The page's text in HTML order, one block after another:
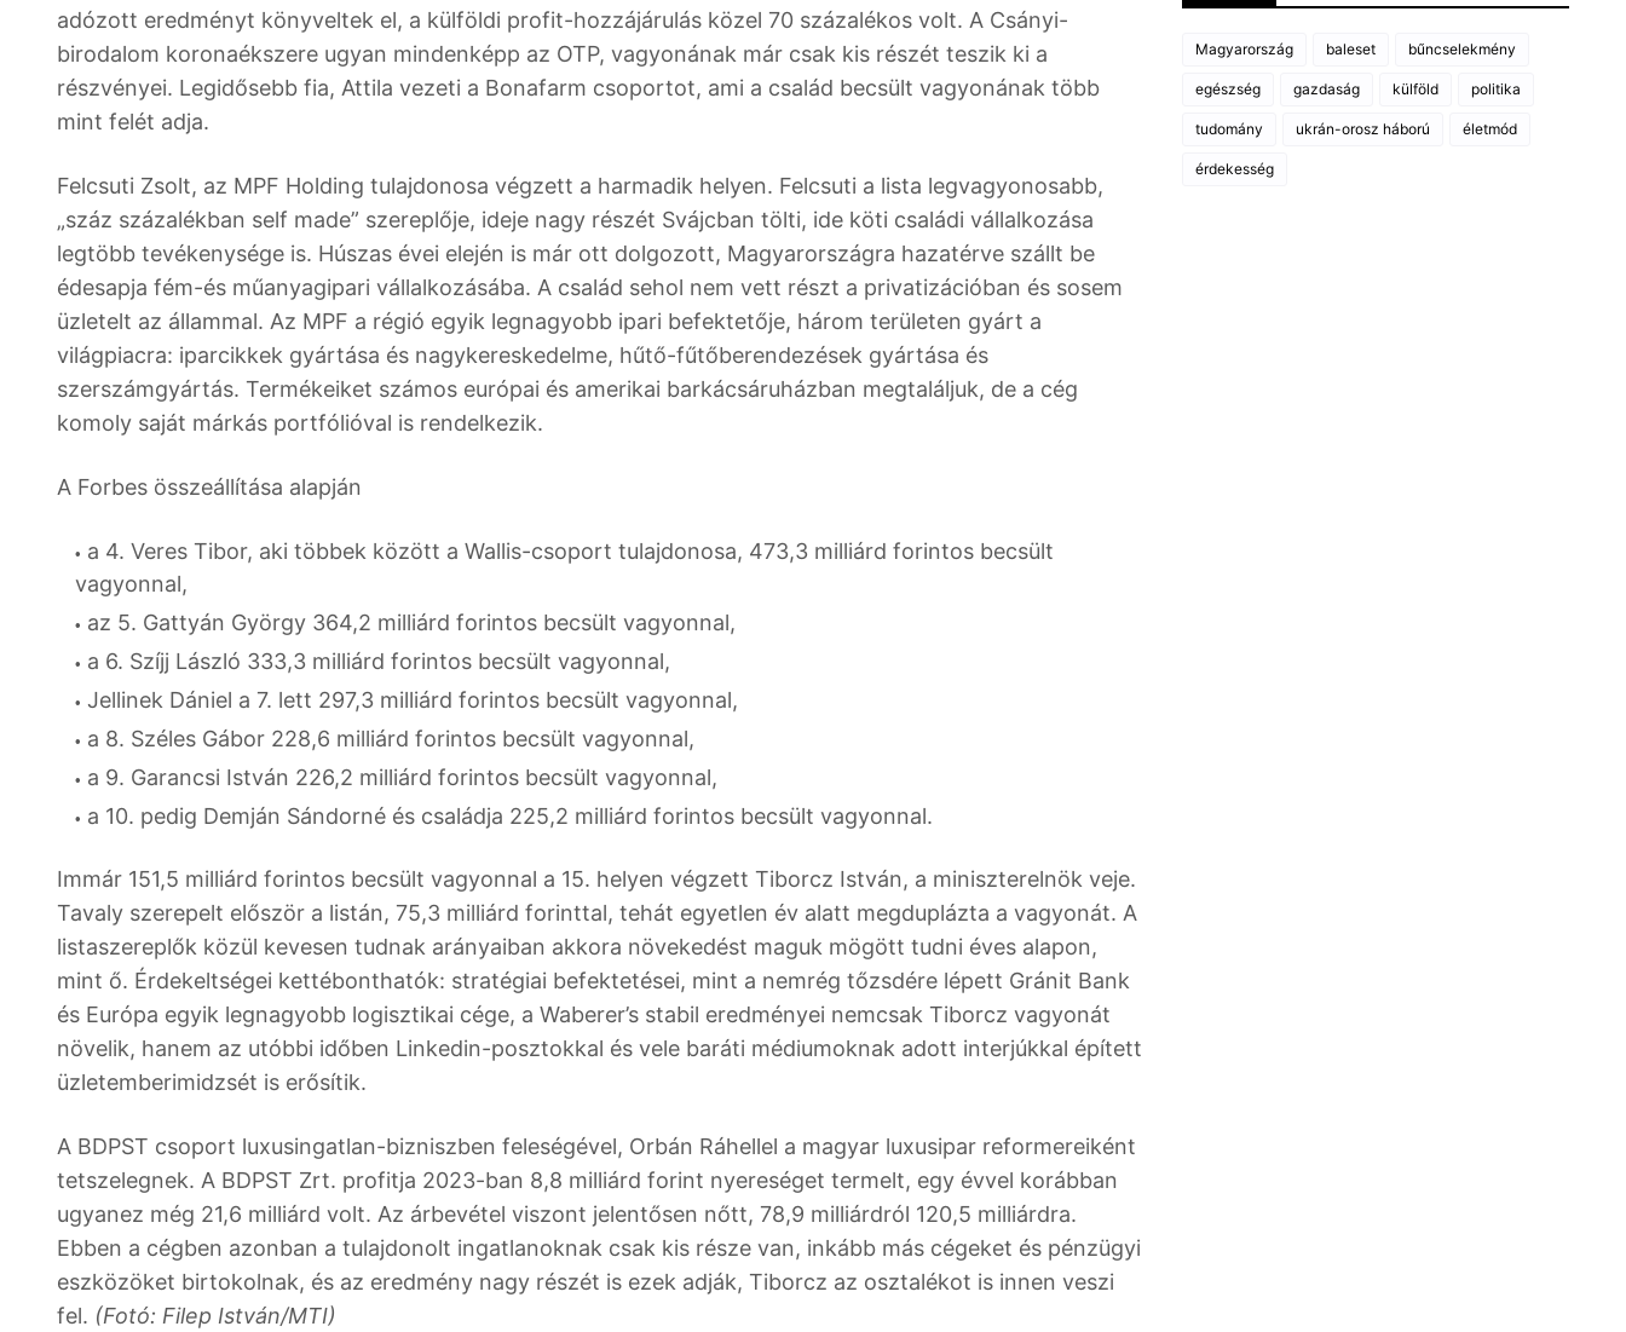
adózott eredményt könyveltek el, a külföldi profit-hozzájárulás közel 70 százalékos volt. A Csányi-
birodalom koronaékszere ugyan mindenképp az OTP, vagyonának már csak kis részét teszik ki a
részvényei. Legidősebb fia, Attila vezeti a Bonafarm csoportot, ami a család becsült vagyonának több
mint felét adja.
Felcsuti Zsolt, az MPF Holding tulajdonosa végzett a harmadik helyen. Felcsuti a lista legvagyonosabb,
„száz százalékban self made” szereplője, ideje nagy részét Svájcban tölti, ide köti családi vállalkozása
legtöbb tevékenysége is. Húszas évei elején is már ott dolgozott, Magyarországra hazatérve szállt be
édesapja fém-és műanyagipari vállalkozásába. A család sehol nem vett részt a privatizációban és sosem
üzletelt az állammal. Az MPF a régió egyik legnagyobb ipari befektetője, három területen gyárt a
világpiacra: iparcikkek gyártása és nagykereskedelme, hűtő-fűtőberendezések gyártása és
szerszámgyártás. Termékeiket számos európai és amerikai barkácsáruházban megtaláljuk, de a cég
komoly saját márkás portfólióval is rendelkezik.
A Forbes összeállítása alapján
a 4. Veres Tibor, aki többek között a Wallis-csoport tulajdonosa, 473,3 milliárd forintos becsült
vagyonnal,
az 5. Gattyán György 364,2 milliárd forintos becsült vagyonnal,
a 6. Szíjj László 333,3 milliárd forintos becsült vagyonnal,
Jellinek Dániel a 7. lett 297,3 milliárd forintos becsült vagyonnal,
a 8. Széles Gábor 228,6 milliárd forintos becsült vagyonnal,
a 9. Garancsi István 226,2 milliárd forintos becsült vagyonnal,
a 10. pedig Demján Sándorné és családja 225,2 milliárd forintos becsült vagyonnal.
Immár 151,5 milliárd forintos becsült vagyonnal a 15. helyen végzett Tiborcz István, a miniszterelnök veje.
Tavaly szerepelt először a listán, 75,3 milliárd forinttal, tehát egyetlen év alatt megduplázta a vagyonát. A
listaszereplők közül kevesen tudnak arányaiban akkora növekedést maguk mögött tudni éves alapon,
mint ő. Érdekeltségei kettébonthatók: stratégiai befektetései, mint a nemrég tőzsdére lépett Gránit Bank
és Európa egyik legnagyobb logisztikai cége, a Waberer’s stabil eredményei nemcsak Tiborcz vagyonát
növelik, hanem az utóbbi időben Linkedin-posztokkal és vele baráti médiumoknak adott interjúkkal épített
üzletemberimidzsét is erősítik.
A BDPST csoport luxusingatlan-bizniszben feleségével, Orbán Ráhellel a magyar luxusipar reformereiként
tetszelegnek. A BDPST Zrt. profitja 2023-ban 8,8 milliárd forint nyereséget termelt, egy évvel korábban
ugyanez még 21,6 milliárd volt. Az árbevétel viszont jelentősen nőtt, 78,9 milliárdról 120,5 milliárdra.
Ebben a cégben azonban a tulajdonolt ingatlanoknak csak kis része van, inkább más cégeket és pénzügyi
eszközöket birtokolnak, és az eredmény nagy részét is ezek adják, Tiborcz az osztalékot is innen veszi
fel. (Fotó: Filep István/MTI)
Magyarország baleset bűncselekmény
egészség gazdaság külföld politika
tudomány ukrán-orosz háború életmód
érdekesség